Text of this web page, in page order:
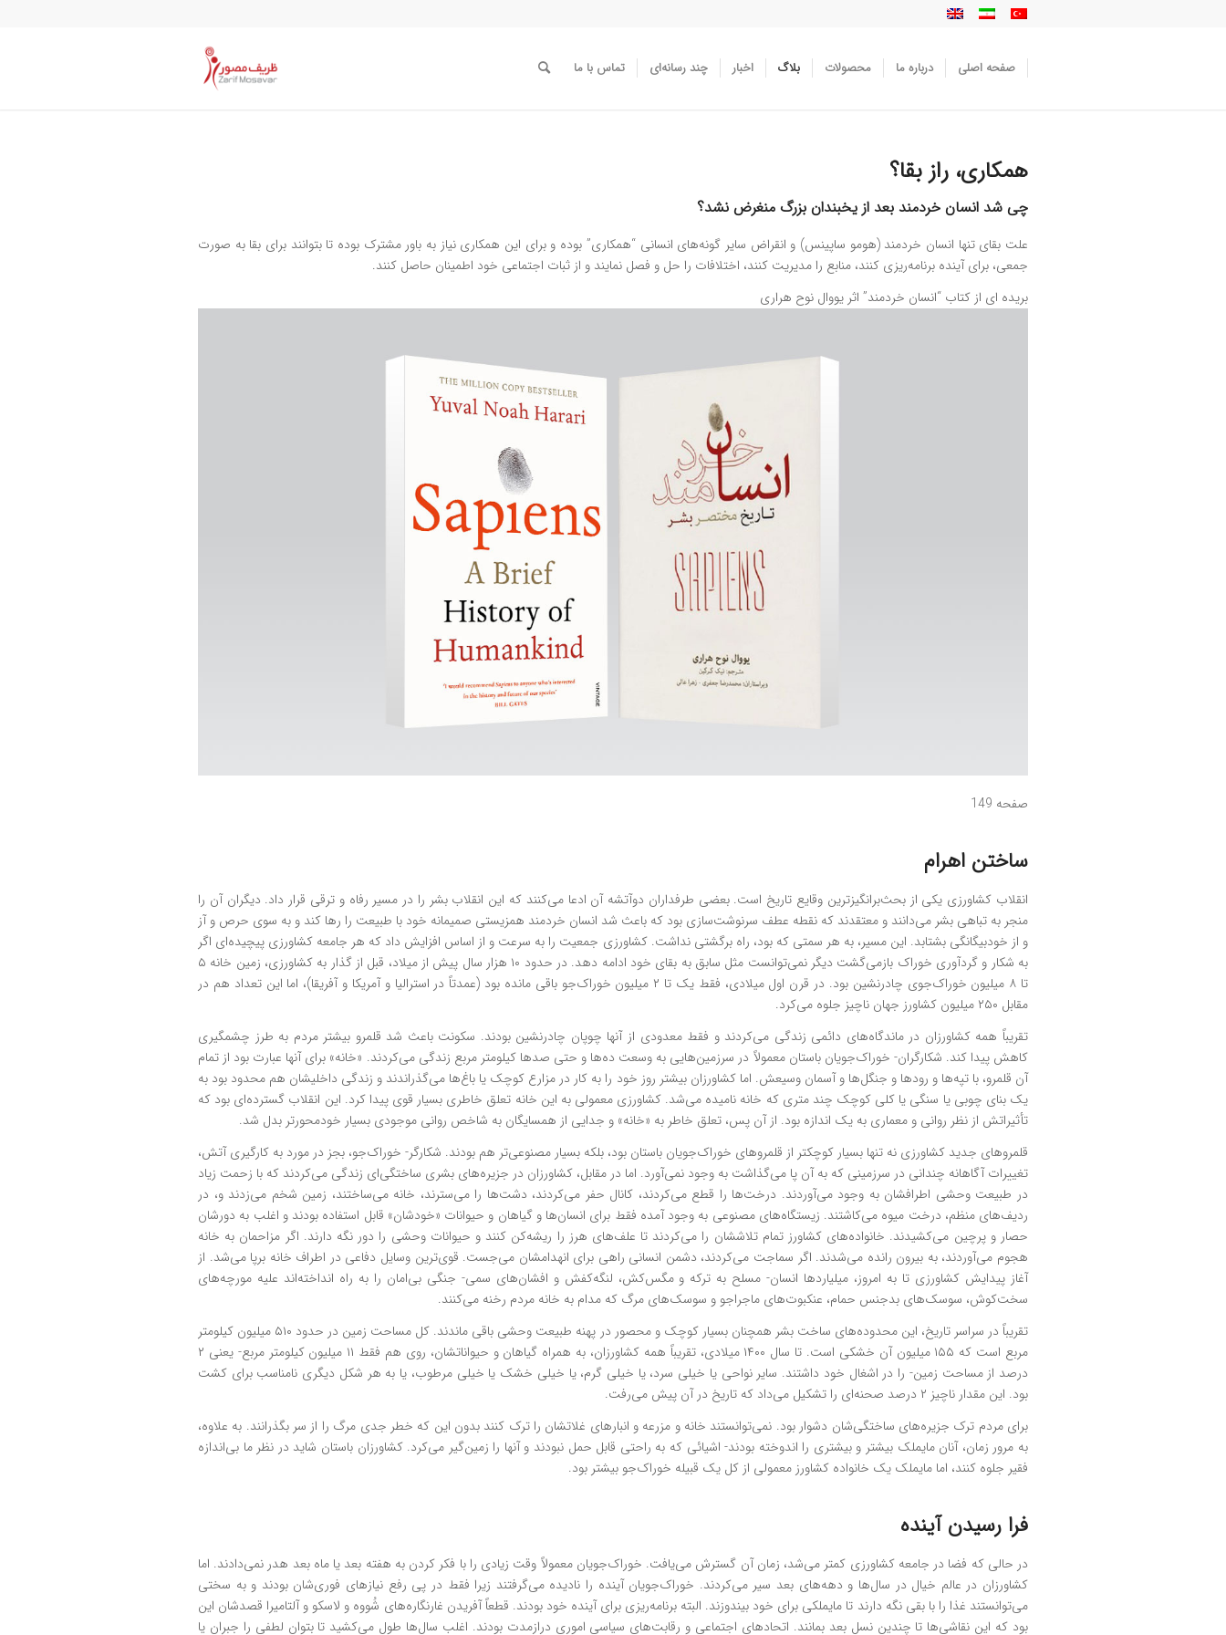
صفحه اصلی درباره ما محصولات بلاگ اخبار چند رسانه‌ای تماس با ما
همکاری، راز بقا؟
چی شد انسان خردمند بعد از یخبندان بزرگ منغرض نشد؟
علت بقای تنها انسان خردمند (هومو ساپینس) و انقراض سایر گونه‌های انسانی “همکاری” بوده و برای این همکاری نیاز به باور مشترک بوده تا بتوانند برای بقا به صورت
جمعی، برای آینده برنامه‌ریزی کنند، منابع را مدیریت کنند، اختلافات را حل و فصل نمایند و از ثبات اجتماعی خود اطمینان حاصل کنند.
بریده ای از کتاب “انسان خردمند” اثر یووال نوح هراری
صفحه 149
ساختن اهرام
انقلاب کشاورزی یکی از بحث‌برانگیزترین وقایع تاریخ است. بعضی طرفداران دوآتشه آن ادعا می‌کنند که این انقلاب بشر را در مسیر رفاه و ترقی قرار داد. دیگران آن را
منجر به تباهی بشر می‌دانند و معتقدند که نقطه عطف سرنوشت‌سازی بود که باعث شد انسان خردمند همزیستی صمیمانه خود با طبیعت را رها کند و به سوی حرص و آز
و از خودبیگانگی بشتابد. این مسیر، به هر سمتی که بود، راه برگشتی نداشت. کشاورزی جمعیت را به سرعت و از اساس افزایش داد که هر جامعه کشاورزی پیچیده‌ای اگر
به شکار و گردآوری خوراک بازمی‌گشت دیگر نمی‌توانست مثل سابق به بقای خود ادامه دهد. در حدود ۱۰ هزار سال پیش از میلاد، قبل از گذار به کشاورزی، زمین خانه ۵
تا ۸ میلیون خوراک‌جوی چادرنشین بود. در قرن اول میلادی، فقط یک تا ۲ میلیون خوراک‌جو باقی مانده بود (عمدتاً در استرالیا و آمریکا و آفریقا)، اما این تعداد هم در
مقابل ۲۵۰ میلیون کشاورز جهان ناچیز جلوه می‌کرد.
تقریباً همه کشاورزان در ماندگاه‌های دائمی زندگی می‌کردند و فقط معدودی از آنها چوپان چادرنشین بودند. سکونت باعث شد قلمرو بیشتر مردم به طرز چشمگیری
کاهش پیدا کند. شکارگران- خوراک‌جویان باستان معمولاً در سرزمین‌هایی به وسعت ده‌ها و حتی صدها کیلومتر مربع زندگی می‌کردند. «خانه» برای آنها عبارت بود از تمام
آن قلمرو، با تپه‌ها و رودها و جنگل‌ها و آسمان وسیعش. اما کشاورزان بیشتر روز خود را به کار در مزارع کوچک یا باغ‌ها می‌گذراندند و زندگی داخلیشان هم محدود بود به
یک بنای چوبی یا سنگی یا کلی کوچک چند متری که خانه نامیده می‌شد. کشاورزی معمولی به این خانه تعلق خاطری بسیار قوی پیدا کرد. این انقلاب گسترده‌ای بود که
تأثیراتش از نظر روانی و معماری به یک اندازه بود. از آن پس، تعلق خاطر به «خانه» و جدایی از همسایگان به شاخص روانی موجودی بسیار خودمحورتر بدل شد.
قلمروهای جدید کشاورزی نه تنها بسیار کوچکتر از قلمروهای خوراک‌جویان باستان بود، بلکه بسیار مصنوعی‌تر هم بودند. شکارگر- خوراک‌جو، بجز در مورد به کارگیری آتش،
تغییرات آگاهانه چندانی در سرزمینی که به آن پا می‌گذاشت به وجود نمی‌آورد. اما در مقابل، کشاورزان در جزیره‌های بشری ساختگی‌ای زندگی می‌کردند که با زحمت زیاد
در طبیعت وحشی اطرافشان به وجود می‌آوردند. درخت‌ها را قطع می‌کردند، کانال حفر می‌کردند، دشت‌ها را می‌سترند، خانه می‌ساختند، زمین شخم می‌زدند و، در
ردیف‌های منظم، درخت میوه می‌کاشتند. زیستگاه‌های مصنوعی به وجود آمده فقط برای انسان‌ها و گیاهان و حیوانات «خودشان» قابل استفاده بودند و اغلب به دورشان
حصار و پرچین می‌کشیدند. خانواده‌های کشاورز تمام تلاششان را می‌کردند تا علف‌های هرز را ریشه‌کن کنند و حیوانات وحشی را دور نگه دارند. اگر مزاحمان به خانه
هجوم می‌آوردند، به بیرون رانده می‌شدند. اگر سماجت می‌کردند، دشمن انسانی راهی برای انهدامشان می‌جست. قوی‌ترین وسایل دفاعی در اطراف خانه برپا می‌شد. از
آغاز پیدایش کشاورزی تا به امروز، میلیاردها انسان- مسلح به ترکه و مگس‌کش، لنگه‌کفش و افشان‌های سمی- جنگی بی‌امان را به راه انداخته‌اند علیه مورچه‌های
سخت‌کوش، سوسک‌های بدجنس حمام، عنکبوت‌های ماجراجو و سوسک‌های مرگ که مدام به خانه مردم رخنه می‌کنند.
تقریباً در سراسر تاریخ، این محدوده‌های ساخت بشر همچنان بسیار کوچک و محصور در پهنه طبیعت وحشی باقی ماندند. کل مساحت زمین در حدود ۵۱۰ میلیون کیلومتر
مربع است که ۱۵۵ میلیون آن خشکی است. تا سال ۱۴۰۰ میلادی، تقریباً همه کشاورزان، به همراه گیاهان و حیواناتشان، روی هم فقط ۱۱ میلیون کیلومتر مربع- یعنی ۲
درصد از مساحت زمین- را در اشغال خود داشتند. سایر نواحی یا خیلی سرد، یا خیلی گرم، یا خیلی خشک یا خیلی مرطوب، یا به هر شکل دیگری نامناسب برای کشت
بود. این مقدار ناچیز ۲ درصد صحنه‌ای را تشکیل می‌داد که تاریخ در آن پیش می‌رفت.
برای مردم ترک جزیره‌های ساختگی‌شان دشوار بود. نمی‌توانستند خانه و مزرعه و انبارهای غلاتشان را ترک کنند بدون این که خطر جدی مرگ را از سر بگذرانند. به علاوه،
به مرور زمان، آنان مایملک بیشتر و بیشتری را اندوخته بودند- اشیائی که به راحتی قابل حمل نبودند و آنها را زمین‌گیر می‌کرد. کشاورزان باستان شاید در نظر ما بی‌اندازه
فقیر جلوه کنند، اما مایملک یک خانواده کشاورز معمولی از کل یک قبیله خوراک‌جو بیشتر بود.
فرا رسیدن آینده
در حالی که فضا در جامعه کشاورزی کمتر می‌شد، زمان آن گسترش می‌یافت. خوراک‌جویان معمولاً وقت زیادی را با فکر کردن به هفته بعد یا ماه بعد هدر نمی‌دادند. اما
کشاورزان در عالم خیال در سال‌ها و دهه‌های بعد سیر می‌کردند. خوراک‌جویان آینده را نادیده می‌گرفتند زیرا فقط در پی رفع نیازهای فوری‌شان بودند و به سختی
می‌توانستند غذا را با بقی نگه دارند تا مایملکی برای خود بیندوزند. البته برنامه‌ریزی برای آینده خود بودند. قطعاً آفریدن غارنگاره‌های شُووه و لاسکو و آلتامیرا قصدشان این
بود که این نقاشی‌ها تا چندین نسل بعد بمانند. اتحادهای اجتماعی و رقابت‌های سیاسی اموری درازمدت بودند. اغلب سال‌ها طول می‌کشید تا بتوان لطفی را جبران یا